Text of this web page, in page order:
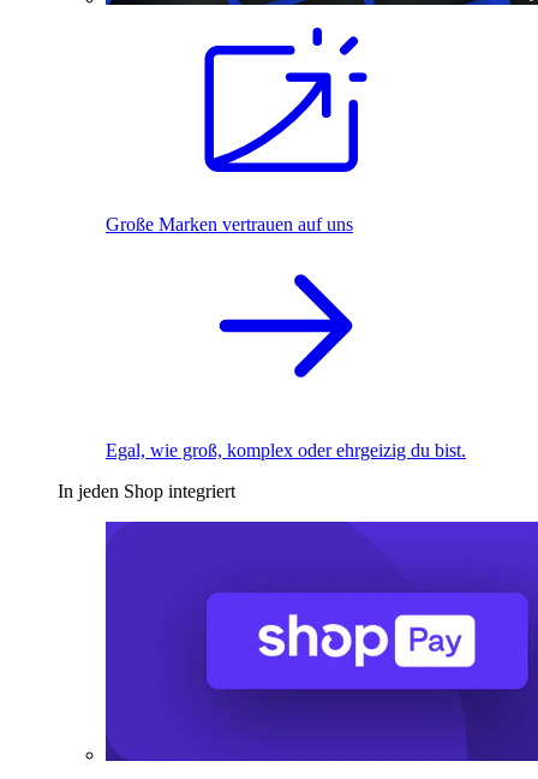
Große Marken vertrauen auf uns
Egal, wie groß, komplex oder ehrgeizig du bist.
In jeden Shop integriert